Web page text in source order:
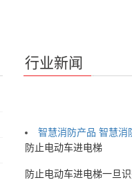
行业新闻
智慧消防产品 智慧消
防止电动车进电梯
防止电动车进电梯一旦